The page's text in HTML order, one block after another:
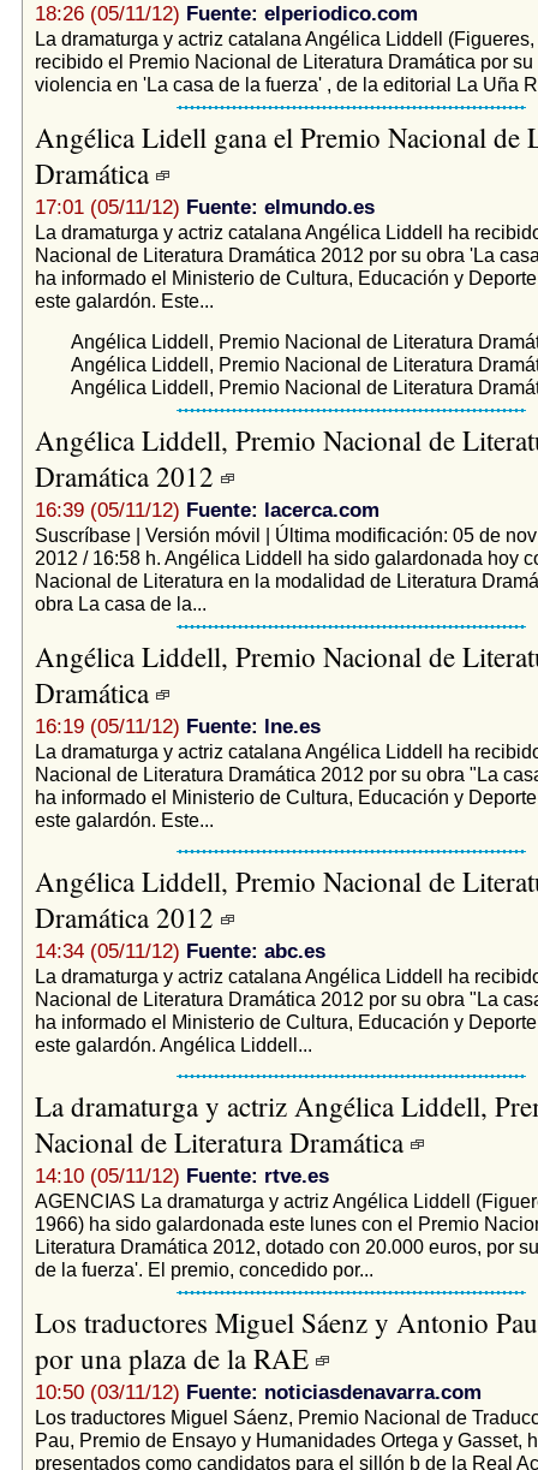
18:26 (05/11/12) Fuente: elperiodico.com
La dramaturga y actriz catalana Angélica Liddell
recibido el Premio Nacional de Literatura Dramática por
violencia en 'La casa de la fuerza' , de la editorial La Uña
Angélica Lidell gana el Premio Nacional de
Dramática
17:01 (05/11/12) Fuente: elmundo.es
La dramaturga y actriz catalana Angélica Liddell ha
Nacional de Literatura Dramática 2012 por su obra 'La
ha informado el Ministerio de Cultura, Educación y
este galardón. Este...
Angélica Liddell, Premio Nacional de Literatura
Angélica Liddell, Premio Nacional de Literatura
Angélica Liddell, Premio Nacional de Literatura
Angélica Liddell, Premio Nacional de
Dramática 2012
16:39 (05/11/12) Fuente: lacerca.com
Suscríbase | Versión móvil | Última modificación: 05 de
2012 / 16:58 h. Angélica Liddell ha sido galardonada hoy
Nacional de Literatura en la modalidad de Literatura
obra La casa de la...
Angélica Liddell, Premio Nacional de
Dramática
16:19 (05/11/12) Fuente: lne.es
La dramaturga y actriz catalana Angélica Liddell ha
Nacional de Literatura Dramática 2012 por su obra "La
ha informado el Ministerio de Cultura, Educación y
este galardón. Este...
Angélica Liddell, Premio Nacional de
Dramática 2012
14:34 (05/11/12) Fuente: abc.es
La dramaturga y actriz catalana Angélica Liddell ha
Nacional de Literatura Dramática 2012 por su obra "La
ha informado el Ministerio de Cultura, Educación y
este galardón. Angélica Liddell...
La dramaturga y actriz Angélica Liddell,
Nacional de Literatura Dramática
14:10 (05/11/12) Fuente: rtve.es
AGENCIAS La dramaturga y actriz Angélica Liddell
1966) ha sido galardonada este lunes con el Premio
Literatura Dramática 2012, dotado con 20.000 euros, por
de la fuerza'. El premio, concedido por...
Los traductores Miguel Sáenz y Antonio
por una plaza de la RAE
10:50 (03/11/12) Fuente: noticiasdenavarra.com
Los traductores Miguel Sáenz, Premio Nacional de
Pau, Premio de Ensayo y Humanidades Ortega y Gasset,
presentados como candidatos para el sillón b de la Real